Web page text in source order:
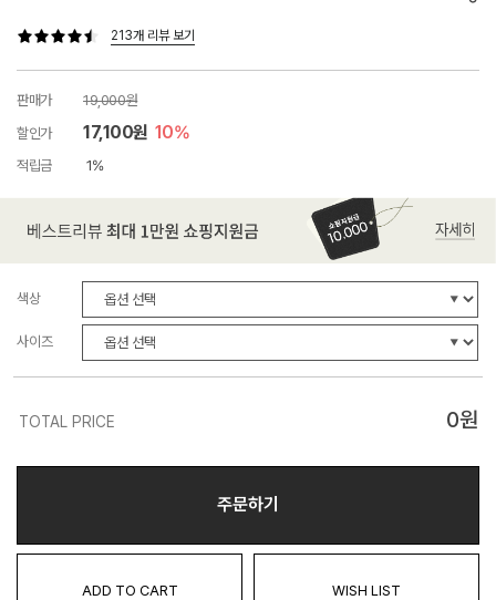
213개 리뷰 보기
판매가
19,000원
할인가
17,100원 10%
적립금 1%
색상
사이즈
TOTAL PRICE 0원
주문하기
ADD TO CART WISH LIST